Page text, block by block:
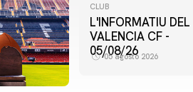
CLUB
L'INFORMATIU DEL
VALENCIA CF -
05/08/26
05 agosto 2026